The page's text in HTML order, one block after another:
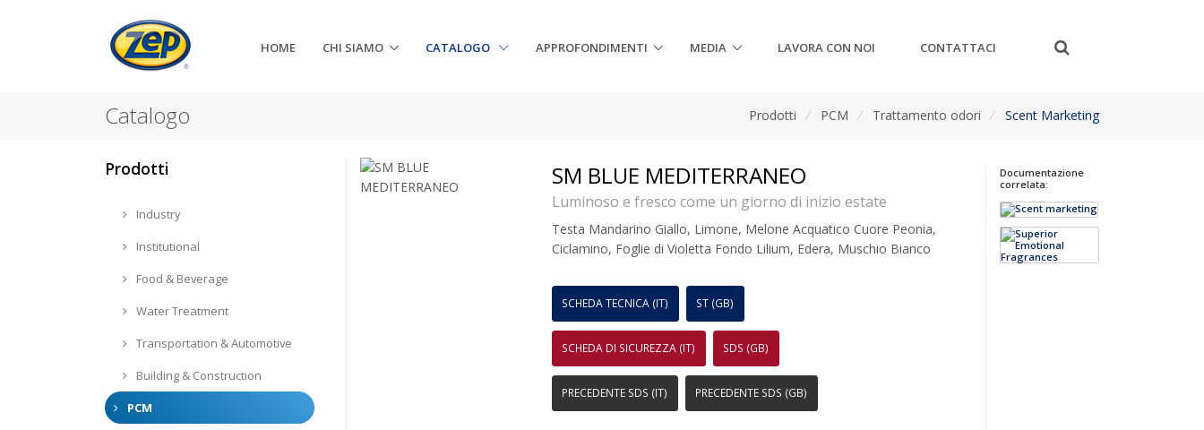
HOME CHI SIAMO CATALOGO APPROFONDIMENTI MEDIA LAVORA CON NOI CONTATTACI
Catalogo Prodotti / PCM / Trattamento odori / Scent Marketing
SM BLUE MEDITERRANEO
Luminoso e fresco come un giorno di inizio estate
Testa Mandarino Giallo, Limone, Melone Acquatico Cuore Peonia,
Ciclamino, Foglie di Violetta Fondo Lilium, Edera, Muschio Bianco
SCHEDA TECNICA (IT) ST (GB)
SCHEDA DI SICUREZZA (IT) SDS (GB)
PRECEDENTE SDS (IT) PRECEDENTE SDS (GB)
Documentazione
correlata:
Prodotti
Industry
Institutional
Food & Beverage
Water Treatment
Transportation & Automotive
Building & Construction
PCM